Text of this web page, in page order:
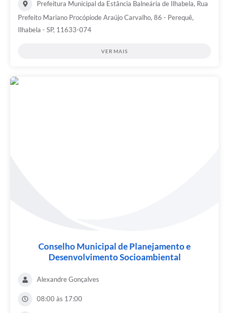
Prefeitura Municipal da Estância Balneária de Ilhabela, Rua
Prefeito Mariano Procópiode Araújo Carvalho, 86 - Perequê,
Ilhabela - SP, 11633-074
VER MAIS
Conselho Municipal de Planejamento e
Desenvolvimento Socioambiental
Alexandre Gonçalves
08:00 às 17:00